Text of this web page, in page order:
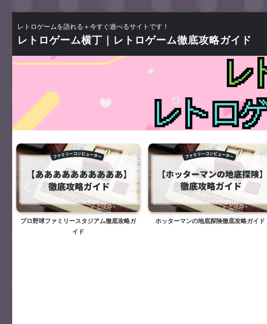
レトロゲームを語れる＋今すぐ遊べるサイトです！
レトロゲーム横丁｜レトロゲーム徹底攻略ガイド
プロ野球ファミリースタジアム徹底攻略ガ
イド
ホッターマンの地底探険徹底攻略ガイド